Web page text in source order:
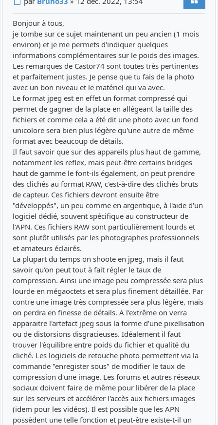
Bonjour à tous,
je tombe sur ce sujet maintenant un peu ancien (1 mois
environ) et je me permets d'indiquer quelques
informations complémentaires sur le poids des images.
Les remarques de Castor74 sont toutes très pertinentes
et parfaitement justes. Je pense que tu fais de la photo
avec un bon niveau et le matériel qui va avec.
Le format jpeg est en effet un format compressé qui
permet de gagner de la place en allégeant la taille des
fichiers et comme cela a été dit une photo avec un fond
unicolore sera bien plus légère qu'une autre de même
format avec beaucoup de détails.
Il faut savoir que sur des appareils plus haut de gamme,
notamment les reflex, mais peut-être certains bridges
haut de gamme le font-ils également, on peut prendre
des clichés au format RAW, c'est-à-dire des clichés bruts
de capteur. Ces fichiers devront ensuite être
"développés", un peu comme en argentique, à l'aide d'un
logiciel dédié, souvent spécifique au constructeur de
l'APN. Ces fichiers RAW sont particulièrement lourds et
sont plutôt utilisés par les photographes professionnels
et amateurs éclairés.
La plupart du temps on shoote en jpeg, mais il faut
savoir qu'on peut tout à fait régler le taux de
compression. Ainsi une image peu compressée sera plus
lourde en mégaoctets et sera plus finement détaillée. Par
contre une image très compressée sera plus légère, mais
on perdra en finesse de détails. A l'extrême on verra
apparaitre l'artefact jpeg sous la forme d'une pixellisation
ou de distorsions disgracieuses. Idéalement il faut
trouver l'équilibre entre poids du fichier et qualité du
cliché. Les logiciels de retouche photo permettent via la
commande "enregister sous" de modifier le taux de
compression d'une image. Les forums et autres réseaux
sociaux doivent faire de même pour libérer de la place
sur les serveurs et accélérer l'accès aux fichiers images
(idem pour les vidéos). Il est possible que les APN
possèdent une telle fonction et peut-être existe-t-il un